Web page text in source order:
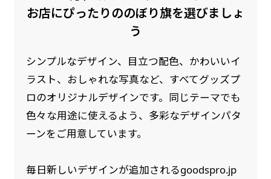
お店にぴったりののぼり旗を選びましょ
う
シンプルなデザイン、目立つ配色、かわいいイ
ラスト、おしゃれな写真など、すべてグッズプ
ロのオリジナルデザインです。同じテーマでも
色々な用途に使えるよう、多彩なデザインパタ
ーンをご用意しています。
毎日新しいデザインが追加されるgoodspro.jp